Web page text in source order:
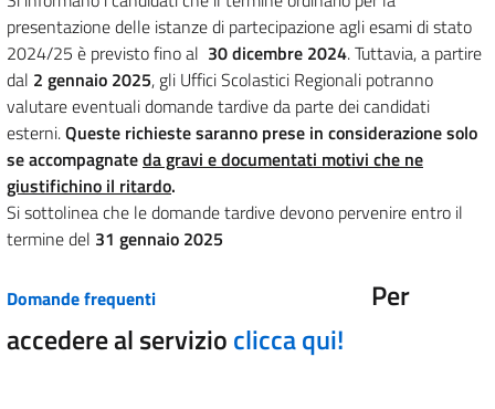
presentazione delle istanze di partecipazione agli esami di stato
2024/25 è previsto fino al 30 dicembre 2024. Tuttavia, a partire
dal 2 gennaio 2025, gli Uffici Scolastici Regionali potranno
valutare eventuali domande tardive da parte dei candidati
esterni.Queste richieste saranno prese in considerazione solo
se accompagnateda gravi e documentati motivi che ne
giustifichino il ritardo.
Si sottolinea che le domande tardive devono pervenire entro il
termine del 31 gennaio 2025
Domande frequenti
Per
accedere al servizioclicca qui!